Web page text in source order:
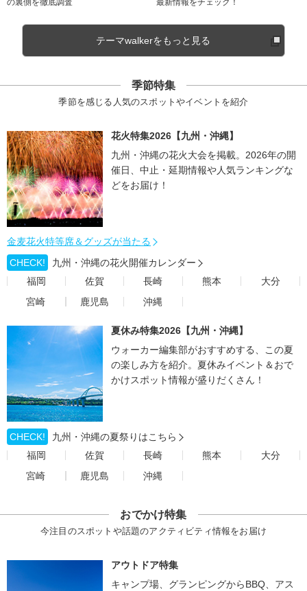
の裏側を徹底調査
最新情報をチェック！
テーマwalkerをもっと見る
季節特集
季節を感じる人気のスポットやイベントを紹介
花火特集2026【九州・沖縄】
九州・沖縄の花火大会を掲載。2026年の開
催日、中止・延期情報や人気ランキングな
どをお届け！
金麦花火特等席＆グッズが当たる
CHECK!
九州・沖縄の花火開催カレンダー
福岡
佐賀 長崎 熊本
大分
宮崎
鹿児島 沖縄
夏休み特集2026【九州・沖縄】
ウォーカー編集部がおすすめする、この夏
の楽しみ方を紹介。夏休みイベント＆おで
かけスポット情報が盛りだくさん！
CHECK!
九州・沖縄の夏祭りはこちら
福岡
佐賀 長崎 熊本
大分
宮崎
鹿児島 沖縄
おでかけ特集
今注目のスポットや話題のアクティビティ情報をお届け
アウトドア特集
キャンプ場、グランピングからBBQ、アス